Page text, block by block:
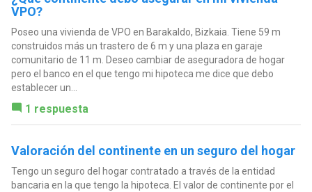
VPO?
Poseo una vivienda de VPO en Barakaldo, Bizkaia. Tiene 59 m
construidos más un trastero de 6 m y una plaza en garaje
comunitario de 11 m. Deseo cambiar de aseguradora de hogar
pero el banco en el que tengo mi hipoteca me dice que debo
establecer un...
1 respuesta
Valoración del continente en un seguro del hogar
Tengo un seguro del hogar contratado a través de la entidad
bancaria en la que tengo la hipoteca. El valor de continente por el